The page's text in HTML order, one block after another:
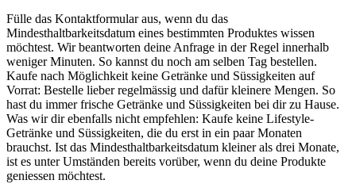
Fülle das Kontaktformular aus, wenn du das
Mindesthaltbarkeitsdatum eines bestimmten Produktes wissen
möchtest. Wir beantworten deine Anfrage in der Regel innerhalb
weniger Minuten. So kannst du noch am selben Tag bestellen.
Kaufe nach Möglichkeit keine Getränke und Süssigkeiten auf
Vorrat: Bestelle lieber regelmässig und dafür kleinere Mengen. So
hast du immer frische Getränke und Süssigkeiten bei dir zu Hause.
Was wir dir ebenfalls nicht empfehlen: Kaufe keine Lifestyle-
Getränke und Süssigkeiten, die du erst in ein paar Monaten
brauchst. Ist das Mindesthaltbarkeitsdatum kleiner als drei Monate,
ist es unter Umständen bereits vorüber, wenn du deine Produkte
geniessen möchtest.